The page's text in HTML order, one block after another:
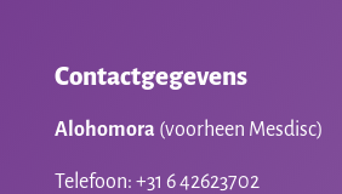
Contactgegevens
Alohomora (voorheen Mesdisc)
Telefoon: +31 6 42623702